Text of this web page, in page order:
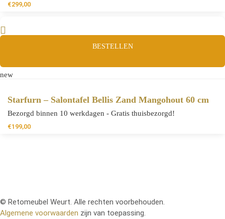
€299,00
BESTELLEN
new
Starfurn – Salontafel Bellis Zand Mangohout 60 cm
Bezorgd binnen 10 werkdagen - Gratis thuisbezorgd!
€199,00
© Retomeubel Weurt. Alle rechten voorbehouden.
Algemene voorwaarden zijn van toepassing.